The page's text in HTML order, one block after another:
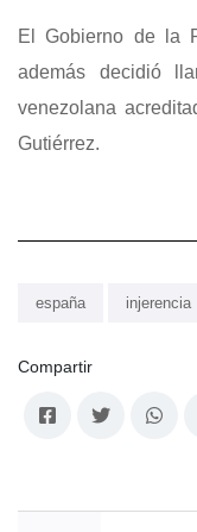
El Gobierno de la
además decidió
venezolana
Gutiérrez.
españa injerencia
Compartir